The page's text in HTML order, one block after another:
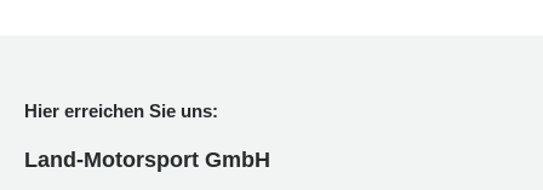
Hier erreichen Sie uns:
Land-Motorsport GmbH